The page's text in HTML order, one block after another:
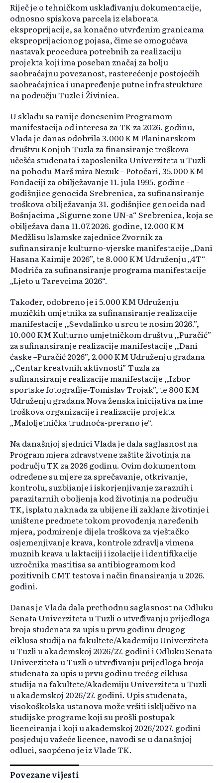
Riječ je o tehničkom usklađivanju dokumentacije,
odnosno spiskova parcela iz elaborata
eksproprijacije, sa konačno utvrđenim granicama
eksproprijacionog pojasa, čime se omogućava
nastavak procedura potrebnih za realizaciju
projekta koji ima poseban značaj za bolju
saobraćajnu povezanost, rasterećenje postojećih
saobraćajnica i unapređenje putne infrastrukture
na području Tuzle i Živinica.
U skladu sa ranije donesenim Programom
manifestacija od interesa za TK za 2026. godinu,
Vlada je danas odobrila 3.000 KM Planinarskom
društvu Konjuh Tuzla za finansiranje troškova
učešća studenata i zaposlenika Univerziteta u Tuzli
na pohodu Marš mira Nezuk – Potočari, 35.000 KM
Fondaciji za obilježavanje 11. jula 1995. godine -
godišnjice genocida Srebrenica, za sufinansiranje
troškova obilježavanja 31. godišnjice genocida nad
Bošnjacima „Sigurne zone UN-a“ Srebrenica, koja se
obilježava dana 11.07.2026. godine, 12.000 KM
Medžlisu Islamske zajednice Zvornik za
sufinansiranje kulturno-vjerske manifestacije „Dani
Hasana Kaimije 2026”, te 8.000 KM Udruženju „4T“
Modriča za sufinansiranje programa manifestacije
„Ljeto u Tarevcima 2026“.
Također, odobreno je i 5.000 KM Udruženju
muzičkih umjetnika za sufinansiranje realizacije
manifestacije ,,Sevdalinko u srcu te nosim 2026.”,
10.000 KM Kulturno umjetničkom društvu ,,Puračić”
za sufinansiranje realizacije manifestacije ,,Dani
ćaske –Puračić 2026”, 2.000 KM Udruženju građana
,,Centar kreatvnih aktivnosti” Tuzla za
sufinansiranje realizacije manifestacije ,,Izbor
sportske fotografije-Tomislav Trojak”, te 800 KM
Udruženju građana Nova ženska inicijativa na ime
troškova organizacije i realizacije projekta
„Maloljetnička trudnoća-prerano je“.
Na današnjoj sjednici Vlada je dala saglasnost na
Program mjera zdravstvene zaštite životinja na
području TK za 2026 godinu. Ovim dokumentom
određene su mjere za sprečavanje, otkrivanje,
kontrolu, suzbijanje i iskorjenjivanje zaraznih i
parazitarnih oboljenja kod životinja na području
TK, isplatu naknada za ubijene ili zaklane životinje i
uništene predmete tokom provođenja naređenih
mjera, podmirenje dijela troškova za vještačko
osjemenjivanje krava, kontrole zdravlja vimena
muznih krava u laktaciji i izolacije i identifikacije
uzročnika mastitisa sa antibiogramom kod
pozitivnih CMT testova i način finansiranja u 2026.
godini.
Danas je Vlada dala prethodnu saglasnost na Odluku
Senata Univerziteta u Tuzli o utvrđivanju prijedloga
broja studenata za upis u prvu godinu drugog
ciklusa studija na fakultete/Akademiju Univerziteta
u Tuzli u akademskoj 2026/27. godini i Odluku Senata
Univerziteta u Tuzli o utvrđivanju prijedloga broja
studenata za upis u prvu godinu trećeg ciklusa
studija na fakultete/Akademiju Univerziteta u Tuzli
u akademskoj 2026/27. godini. Upis studenata,
visokoškolska ustanova može vršiti isključivo na
studijske programe koji su prošli postupak
licenciranja i koji u akademskoj 2026/2027. godini
posjeduju važeće licence, navodi se u današnjoj
odluci, saopćeno je iz Vlade TK.
Povezane vijesti